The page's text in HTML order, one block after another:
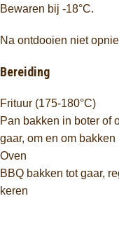
Bewaren bij -18°C.
Na ontdooien niet
Bereiding
Frituur (175-180°C)
Pan bakken in boter of
gaar, om en om bakken
Oven
BBQ bakken tot gaar,
keren